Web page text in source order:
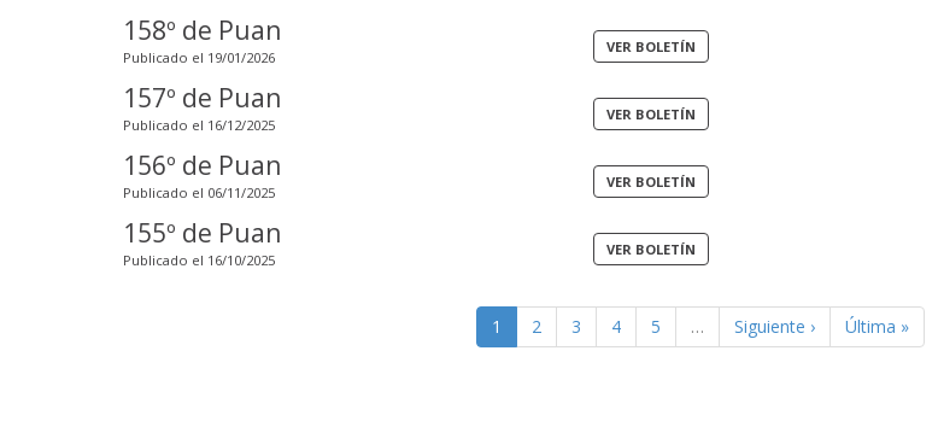
158º de Puan
Publicado el 19/01/2026
157º de Puan
Publicado el 16/12/2025
156º de Puan
Publicado el 06/11/2025
155º de Puan
Publicado el 16/10/2025
1 2 3 4 5 … Siguiente › Última »